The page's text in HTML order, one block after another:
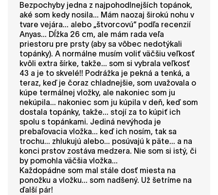
Bezpochyby jedna z najpohodlnejších topánok,
aké som kedy nosila... Mám naozaj širokú nohu v
tvare vejára... alebo „štvorcovú“ podľa recenzií
Anyas... Dĺžka 26 cm, ale mám rada veľa
priestoru pre prsty (aby sa vôbec nedotýkali
topánky). A normálne musím voliť väčšiu veľkosť
kvôli extra šírke, takže... som si vybrala veľkosť
43 a je to skvelé!! Podrážka je pekná a tenká, a
teraz, keď je čoraz chladnejšie, som uvažovala o
kúpe termálnej vložky, ale nakoniec som ju
nekúpila... nakoniec som ju kúpila v deň, keď som
dostala topánky, takže... stojí za to kúpiť ich
spolu s topánkami. Jediná nevýhoda je
prebaľovacia vložka... keď ich nosím, tak sa
trochu... zhlukujú alebo... posúvajú k päte... a na
konci prstov zostáva medzera. Nie som si istý, či
by pomohla väčšia vložka...
Každopádne som mal stále dosť miesta na
ponožku a vložku... som nadšený. Už šetríme na
ďalší pár!